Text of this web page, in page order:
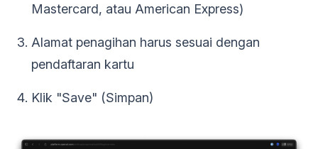
Mastercard, atau American Express)
Alamat penagihan harus sesuai dengan
pendaftaran kartu
Klik "Save" (Simpan)